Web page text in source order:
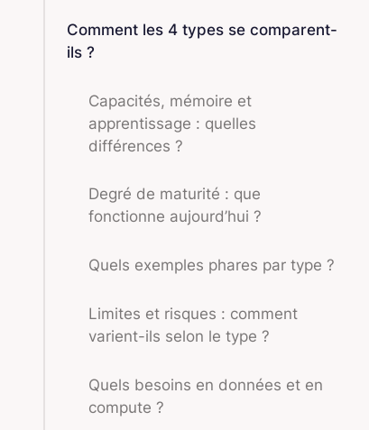
Comment les 4 types se comparent-
ils ?
Capacités, mémoire et
apprentissage : quelles
différences ?
Degré de maturité : que
fonctionne aujourd’hui ?
Quels exemples phares par type ?
Limites et risques : comment
varient-ils selon le type ?
Quels besoins en données et en
compute ?